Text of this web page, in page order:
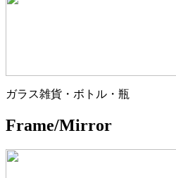
ガラス雑貨・ボトル・瓶
Frame/Mirror